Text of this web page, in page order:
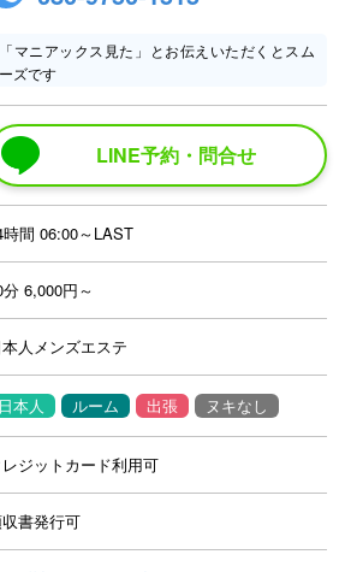
「マニアックス見た」とお伝えいただくとスム
ーズです
LINE予約・問合せ
時間 06:00～LAST
6,000円～
本人メンズエステ
日本人 ルーム 出張 ヌキなし
ジットカード利用可
書発行可